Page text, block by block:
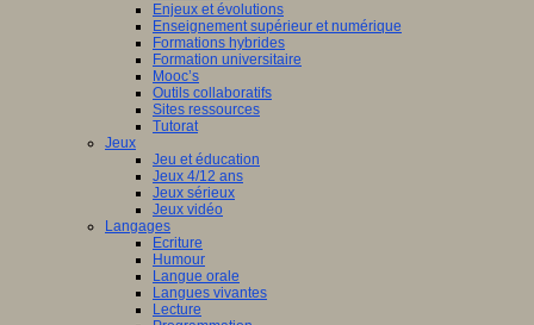
Enjeux et évolutions
Enseignement supérieur et numérique
Formations hybrides
Formation universitaire
Mooc’s
Outils collaboratifs
Sites ressources
Tutorat
Jeux
Jeu et éducation
Jeux 4/12 ans
Jeux sérieux
Jeux vidéo
Langages
Ecriture
Humour
Langue orale
Langues vivantes
Lecture